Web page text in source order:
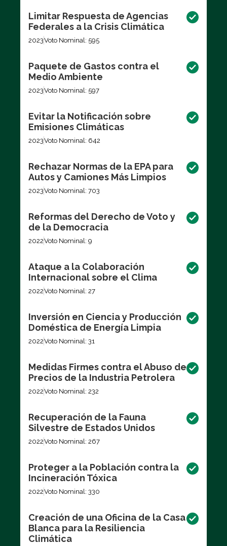
Limitar Respuesta de Agencias
Federales a la Crisis Climática
2023Voto Nominal: 595
Paquete de Gastos contra el
Medio Ambiente
2023Voto Nominal: 597
Evitar la Notificación sobre
Emisiones Climáticas
2023Voto Nominal: 642
Rechazar Normas de la EPA para
Autos y Camiones Más Limpios
2023Voto Nominal: 703
Reformas del Derecho de Voto y
de la Democracia
2022Voto Nominal: 9
Ataque a la Colaboración
Internacional sobre el Clima
2022Voto Nominal: 27
Inversión en Ciencia y Producción
Doméstica de Energía Limpia
2022Voto Nominal: 31
Medidas Firmes contra el Abuso de
Precios de la Industria Petrolera
2022Voto Nominal: 232
Recuperación de la Fauna
Silvestre de Estados Unidos
2022Voto Nominal: 267
Proteger a la Población contra la
Incineración Tóxica
2022Voto Nominal: 330
Creación de una Oficina de la Casa
Blanca para la Resiliencia
Climática